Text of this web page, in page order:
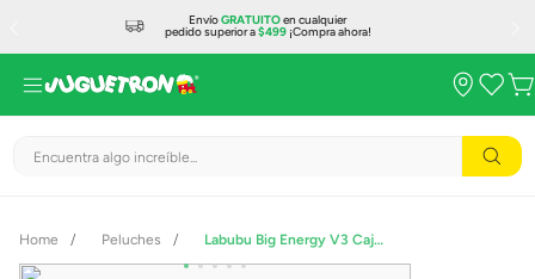
EnvíoGRATUITOen cualquier
pedido superior a$499¡Compra ahora!
Encuentra algo increíble...
Peluches Labubu Big Energy V3 Caja Sorpresa Coleccionable 1202810162